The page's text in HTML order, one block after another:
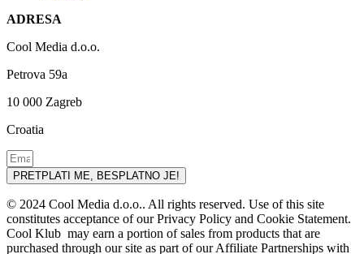
ADRESA
Cool Media d.o.o.
Petrova 59a
10 000 Zagreb
Croatia
PRETPLATI ME, BESPLATNO JE!
© 2024 Cool Media d.o.o.. All rights reserved. Use of this site
constitutes acceptance of our Privacy Policy and Cookie Statement.
Cool Klub may earn a portion of sales from products that are
purchased through our site as part of our Affiliate Partnerships with